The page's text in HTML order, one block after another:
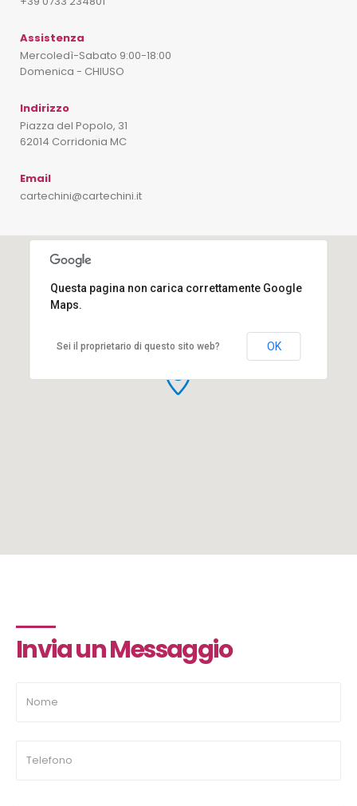
Assistenza
Mercoledì-Sabato 9:00-18:00
Domenica - CHIUSO
Indirizzo
Piazza del Popolo, 31
62014 Corridonia MC
Email
cartechini@cartechini.it
Questa pagina non carica correttamente Google
Maps.
Sei il proprietario di questo sito web? OK
Invia un Messaggio